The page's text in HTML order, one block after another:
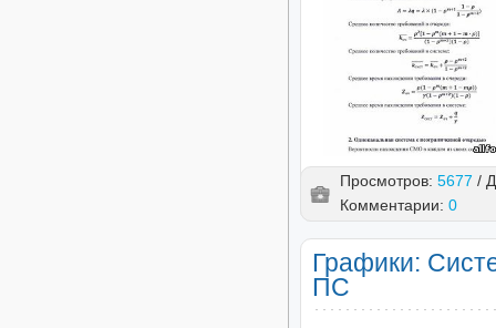
Просмотров: 5677 /
Комментарии: 0
Графики:
ПС